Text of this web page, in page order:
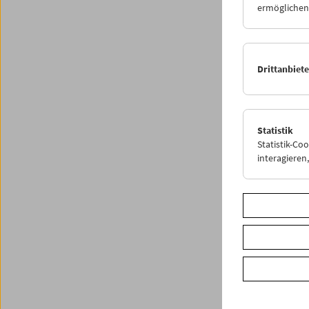
<
Share
Statistik
Statistik-